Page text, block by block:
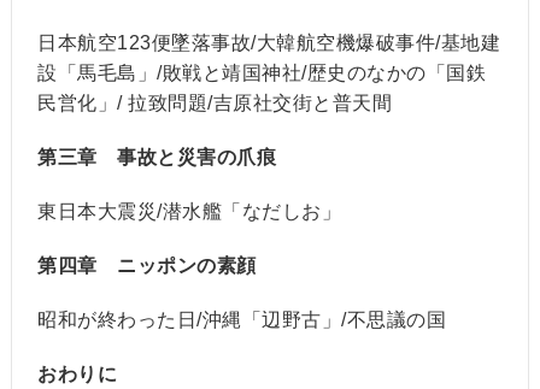
日本航空123便墜落事故/大韓航空機爆破事件/基地建
設「馬毛島」/敗戦と靖国神社/歴史のなかの「国鉄
民営化」/ 拉致問題/吉原社交街と普天間
第三章 事故と災害の爪痕
東日本大震災/潜水艦「なだしお」
第四章 ニッポンの素顔
昭和が終わった日/沖縄「辺野古」/不思議の国
おわりに